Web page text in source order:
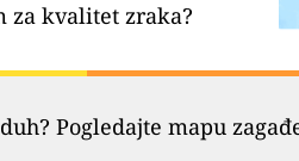
za kvalitet zraka?
Pogledajte mapu